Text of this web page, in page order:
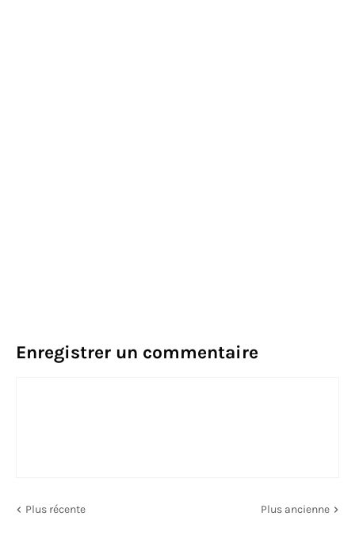
Enregistrer un commentaire
Plus récente Plus ancienne